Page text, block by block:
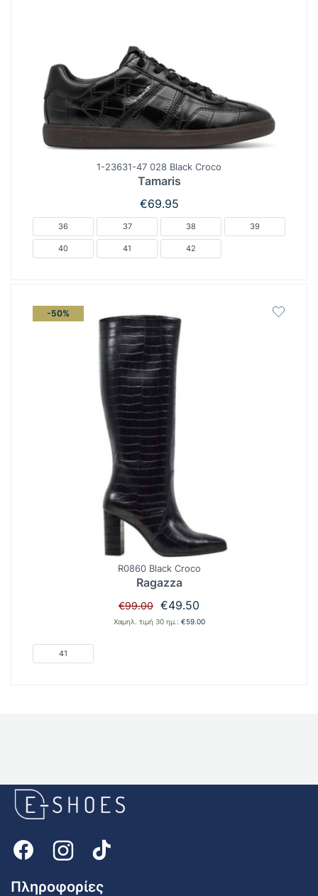
1-23631-47 028 Black Croco
Tamaris
€69.95
36 37 38 39
40 41 42
-50%
R0860 Black Croco
Ragazza
€99.00 Original
price
€49.50
τρέχουσα
Χαμηλ. τιμή 30 ημ.: €59.00
41
Πληροφορίες